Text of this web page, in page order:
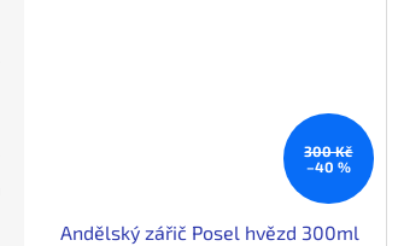
300 Kč
–40 %
Andělský zářič Posel hvězd 300ml